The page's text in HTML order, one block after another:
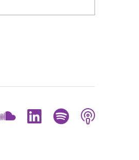
SoundCloud
LinkedIn